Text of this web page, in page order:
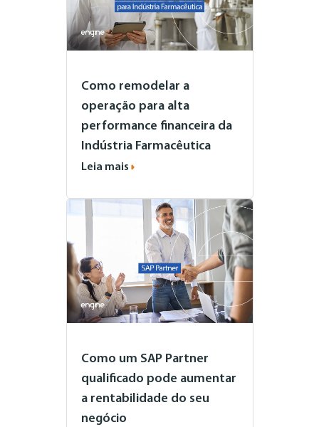
Como remodelar a
operação para alta
performance financeira da
Indústria Farmacêutica
Leia mais
Como um SAP Partner
qualificado pode aumentar
a rentabilidade do seu
negócio